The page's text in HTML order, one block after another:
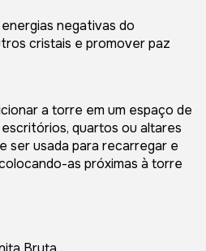
negativas do
cristais e promover paz
a torre em um espaço de
quartos ou altares
ser usada para recarregar e
as próximas à torre